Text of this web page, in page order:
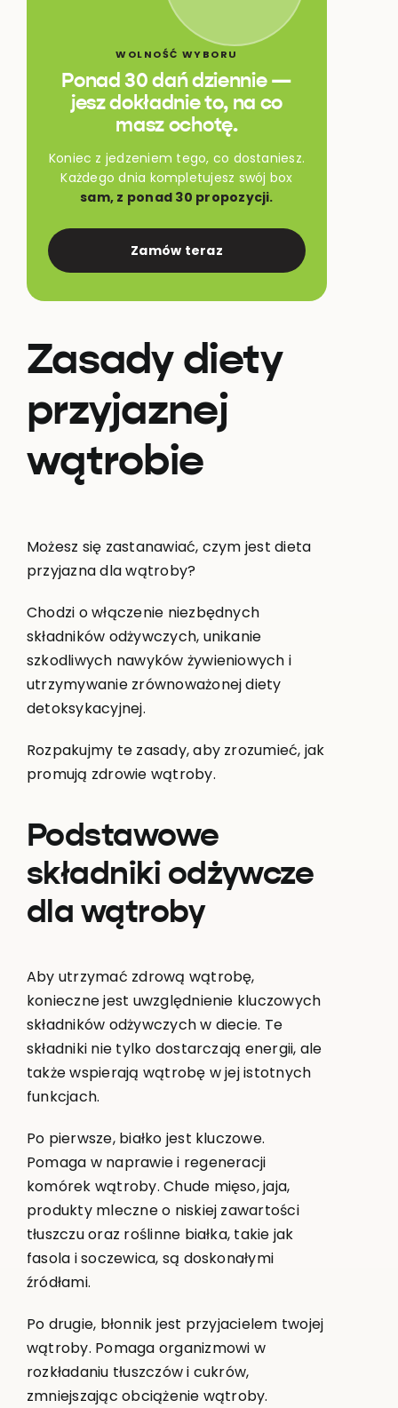
WOLNOŚĆ WYBORU
Ponad 30 dań dziennie —
jesz dokładnie to, na co
masz ochotę.
Koniec z jedzeniem tego, co dostaniesz.
Każdego dnia kompletujesz swój box
sam, z ponad 30 propozycji.
Zamów teraz
Zasady diety
przyjaznej
wątrobie
Możesz się zastanawiać, czym jest dieta
przyjazna dla wątroby?
Chodzi o włączenie niezbędnych
składników odżywczych, unikanie
szkodliwych nawyków żywieniowych i
utrzymywanie zrównoważonej diety
detoksykacyjnej.
Rozpakujmy te zasady, aby zrozumieć, jak
promują zdrowie wątroby.
Podstawowe
składniki odżywcze
dla wątroby
Aby utrzymać zdrową wątrobę,
konieczne jest uwzględnienie kluczowych
składników odżywczych w diecie. Te
składniki nie tylko dostarczają energii, ale
także wspierają wątrobę w jej istotnych
funkcjach.
Po pierwsze, białko jest kluczowe.
Pomaga w naprawie i regeneracji
komórek wątroby. Chude mięso, jaja,
produkty mleczne o niskiej zawartości
tłuszczu oraz roślinne białka, takie jak
fasola i soczewica, są doskonałymi
źródłami.
Po drugie, błonnik jest przyjacielem twojej
wątroby. Pomaga organizmowi w
rozkładaniu tłuszczów i cukrów,
zmniejszając obciążenie wątroby.